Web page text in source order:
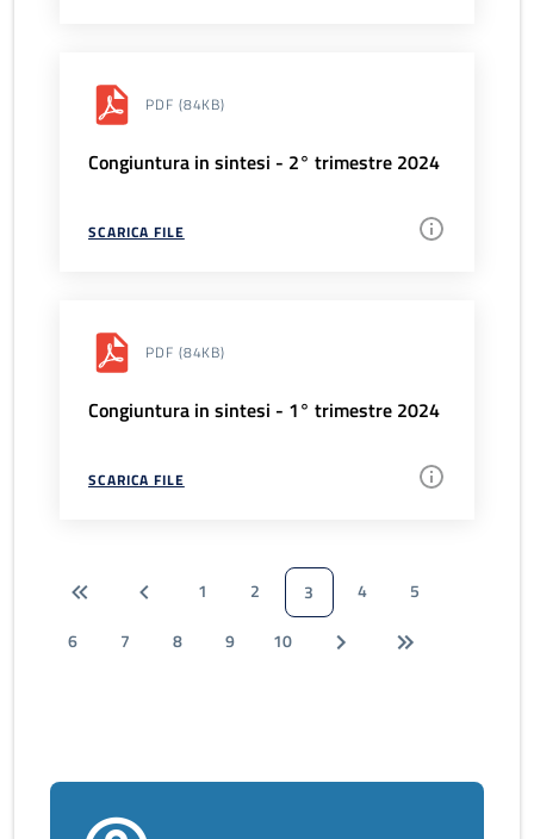
PDF (84KB)
Congiuntura in sintesi - 2° trimestre 2024
SCARICA FILE
PDF (84KB)
Congiuntura in sintesi - 1° trimestre 2024
SCARICA FILE
1 2 3 4
5
6
7 8 9 10